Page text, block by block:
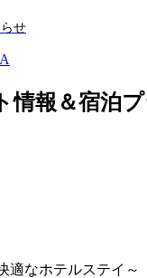
せ
情報＆宿泊
適なホテルステイ～